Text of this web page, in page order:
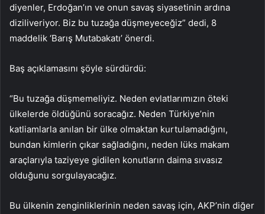
diyenler, Erdoğan’ın ve onun savaş siyasetinin ardına
diziliveriyor. Biz bu tuzağa düşmeyeceğiz” dedi, 8
maddelik ‘Barış Mutabakatı’ önerdi.
Baş açıklamasını şöyle sürdürdü:
“Bu tuzağa düşmemeliyiz. Neden evlatlarımızın öteki
ülkelerde öldüğünü soracağız. Neden Türkiye’nin
katliamlarla anılan bir ülke olmaktan kurtulamadığını,
bundan kimlerin çıkar sağladığını, neden lüks makam
araçlarıyla taziyeye gidilen konutların daima sıvasız
olduğunu sorgulayacağız.
Bu ülkenin zenginliklerinin neden savaş için, AKP’nin diğer